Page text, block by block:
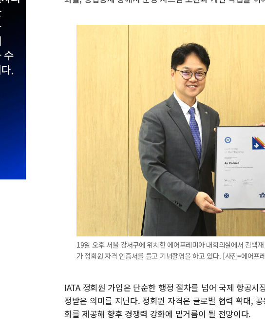
19일 오후 서울 강서구에 위치한 에어프레미아 대회의실에서 김백
가 정회원 자격 인증서를 들고 기념촬영을 하고 있다. [사진=에어프
IATA 정회원 가입은 단순한 행정 절차를 넘어 국제 항공
정받은 의미를 지닌다. 정회원 자격은 글로벌 협력 확대,
회를 제공해 향후 경쟁력 강화에 밑거름이 될 전망이다.